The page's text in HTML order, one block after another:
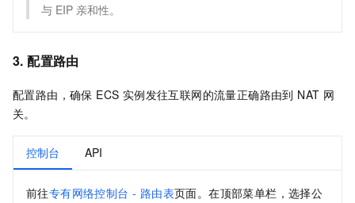
与 EIP 亲和性。
3. 配置路由
配置路由，确保 ECS 实例发往互联网的流量正确路由到 NAT 网
关。
控制台 API
前往专有网络控制台 - 路由表页面。在顶部菜单栏，选择公